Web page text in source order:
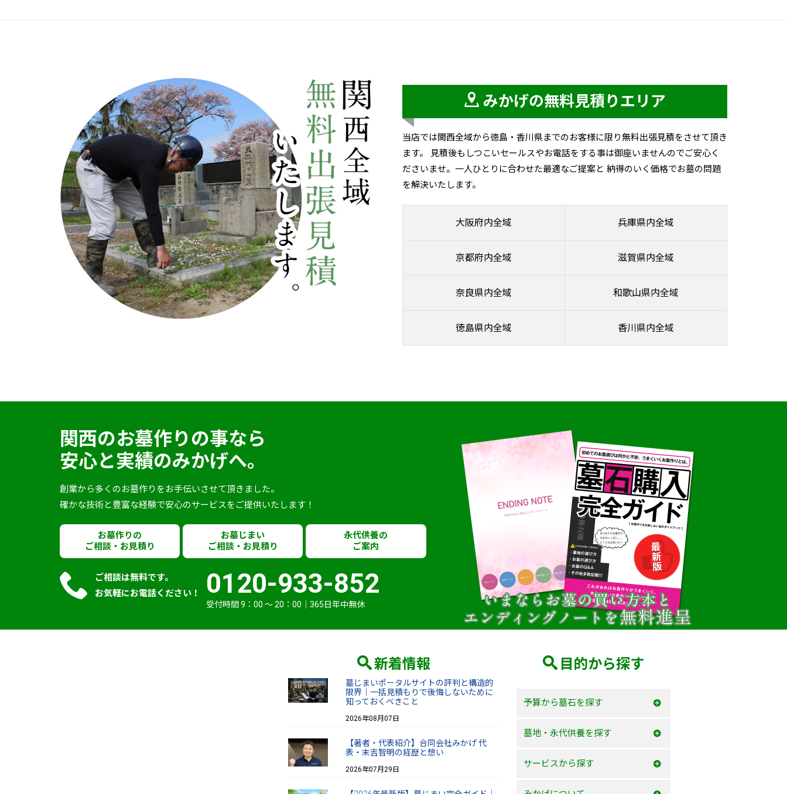
みかげの無料見積りエリア
当店では関西全域から徳島・香川県までのお客様に限り無料出張見積をさせて頂き
ます。 見積後もしつこいセールスやお電話をする事は御座いませんのでご安心く
ださいませ。一人ひとりに合わせた最適なご提案と 納得のいく価格でお墓の問題
を解決いたします。
大阪府内全域 兵庫県内全域
京都府内全域 滋賀県内全域
奈良県内全域 和歌山県内全域
徳島県内全域 香川県内全域
関西のお墓作りの事なら
安心と実績のみかげへ。
創業から多くのお墓作りをお手伝いさせて頂きました。
確かな技術と豊富な経験で安心のサービスをご提供いたします！
お墓作りの
ご相談・お見積り
お墓じまい
ご相談・お見積り
永代供養の
ご案内
ご相談は無料です。
お気軽にお電話ください！
0120-933-852
受付時間 9：00 〜 20：00｜365日年中無休
新着情報
墓じまいポータルサイトの評判と構造的
限界｜一括見積もりで後悔しないために
知っておくべきこと
2026年08月07日
【著者・代表紹介】合同会社みかげ 代
表・末吉智明の経歴と想い
2026年07月29日
目的から探す
予算から墓石を探す
50万以内
100万以内
墓地・永代供養を探す
大阪府
サービスから探す